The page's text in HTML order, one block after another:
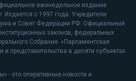
еженедельное издание
Издается с 1997 года. Учредители
и Совет Федерации РФ. Официальный
законов, федеральных
Собрания. «Парламентская
и представительства в десяти субъектах
- это оперативные новости и